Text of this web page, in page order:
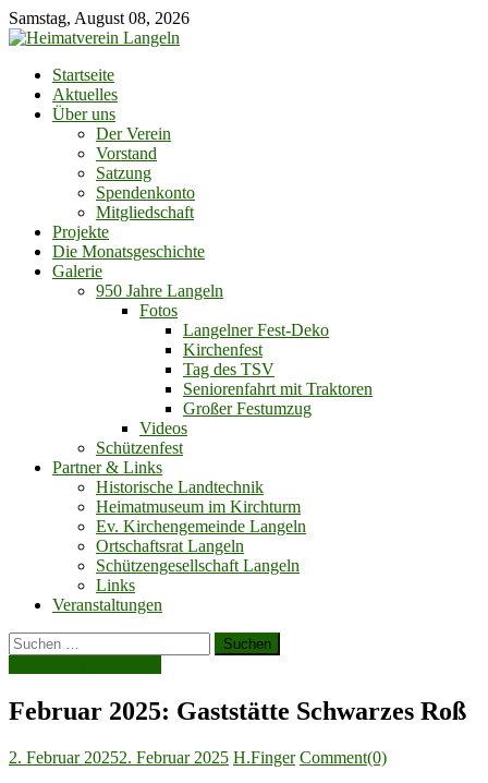
Skip
to
Samstag, August 08, 2026
Startseite
Aktuelles
Über uns
Der Verein
Vorstand
Satzung
Spendenkonto
Mitgliedschaft
Projekte
Die Monatsgeschichte
Galerie
950 Jahre Langeln
Fotos
Langelner Fest-Deko
Kirchenfest
Tag des TSV
Seniorenfahrt mit Traktoren
Großer Festumzug
Videos
Schützenfest
Partner & Links
Historische Landtechnik
Heimatmuseum im Kirchturm
Ev. Kirchengemeinde Langeln
Ortschaftsrat Langeln
Schützengesellschaft Langeln
Links
Veranstaltungen
Suchen
nach:
Februar 2025: Gaststätte Schwarzes Roß
Posted
2. Februar 20252. Februar 2025 Author
H.Finger Comment(0)